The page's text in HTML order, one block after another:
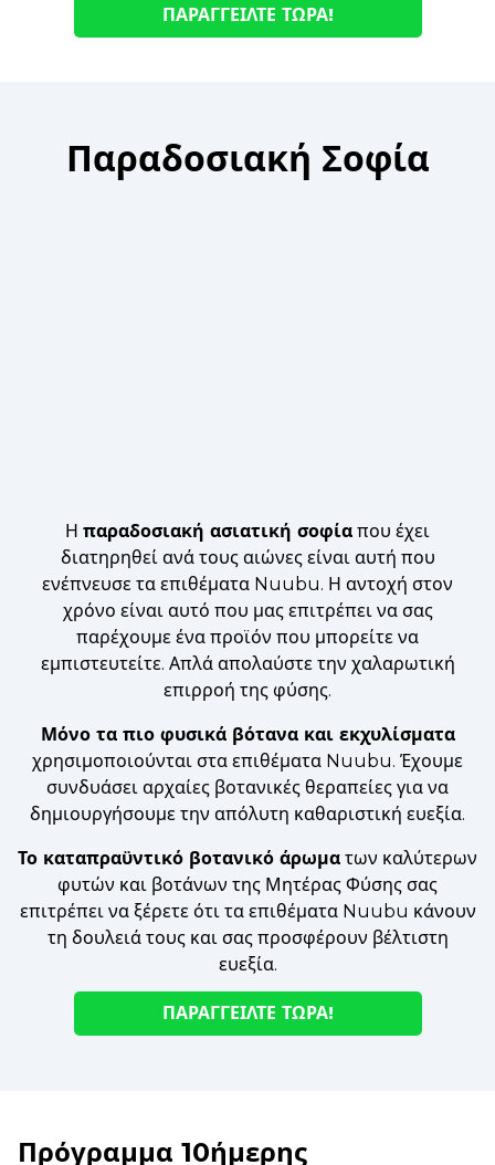
ΠΑΡΑΓΓΕΊΛΤΕ ΤΏΡΑ!
Παραδοσιακή Σοφία
Η παραδοσιακή ασιατική σοφία που έχει
διατηρηθεί ανά τους αιώνες είναι αυτή που
ενέπνευσε τα επιθέματα Nuubu. Η αντοχή στον
χρόνο είναι αυτό που μας επιτρέπει να σας
παρέχουμε ένα προϊόν που μπορείτε να
εμπιστευτείτε. Απλά απολαύστε την χαλαρωτική
επιρροή της φύσης.
Μόνο τα πιο φυσικά βότανα και εκχυλίσματα
χρησιμοποιούνται στα επιθέματα Nuubu. Έχουμε
συνδυάσει αρχαίες βοτανικές θεραπείες για να
δημιουργήσουμε την απόλυτη καθαριστική ευεξία.
Το καταπραϋντικό βοτανικό άρωμα των καλύτερων
φυτών και βοτάνων της Μητέρας Φύσης σας
επιτρέπει να ξέρετε ότι τα επιθέματα Nuubu κάνουν
τη δουλειά τους και σας προσφέρουν βέλτιστη
ευεξία.
ΠΑΡΑΓΓΕΊΛΤΕ ΤΏΡΑ!
Πρόγραμμα 10ήμερης